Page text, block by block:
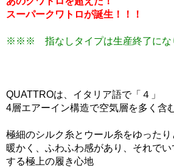
スーパークワトロが誕生！！！
※※※ 指なしタイプは生産終了に
QUATTROは、イタリア語で「４」
4層エアーイン構造で空気層を多く含
極細のシルク糸とウール糸をゆった
暖かく、ふわふわ感があり、それでい
する極上の履き心地